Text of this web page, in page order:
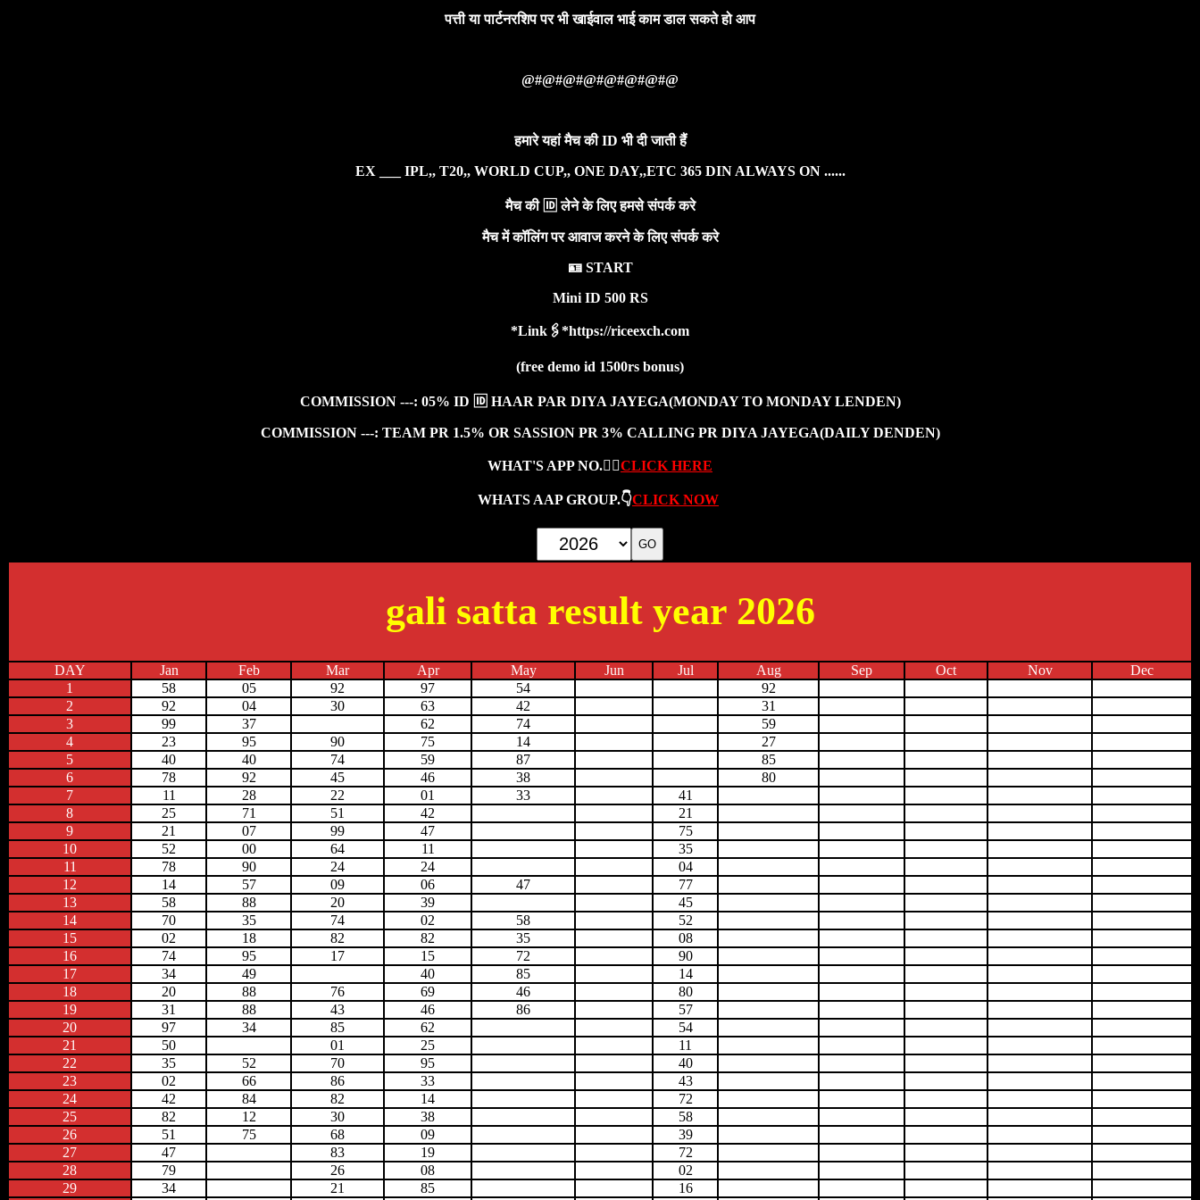
पत्ती या पार्टनरशिप पर भी खाईवाल भाई काम डाल सकते हो आप
@#@#@#@#@#@#@#@
हमारे यहां मैच की ID भी दी जाती हैं
EX ___ IPL,, T20,, WORLD CUP,, ONE DAY,,ETC 365 DIN ALWAYS ON ......
मैच की 🆔 लेने के लिए हमसे संपर्क करे
मैच में कॉलिंग पर आवाज करने के लिए संपर्क करे
🪪 START
Mini ID 500 RS
*Link🖇️*https://riceexch.com
(free demo id 1500rs bonus)
COMMISSION ---: 05% ID 🆔 HAAR PAR DIYA JAYEGA(MONDAY TO MONDAY LENDEN)
COMMISSION ---: TEAM PR 1.5% OR SASSION PR 3% CALLING PR DIYA JAYEGA(DAILY DENDEN)
WHAT'S APP NO.👇🏻CLICK HERE
WHATS AAP GROUP.👇CLICK NOW
gali satta result year 2026
DAY Jan Feb Mar Apr May Jun Jul Aug Sep Oct Nov
Dec
1
58 05 92 97 54
92
2
92 04 30 63 42
31
3
99 37 62 74
59
4
23 95 90 75 14
27
5
40 40 74 59 87
85
6
78 92 45 46 38
80
7
11 28 22 01 33
41
8
25 71 51 42
21
9
21 07 99 47
75
10
52 00 64 11
35
11
78 90 24 24
04
12
14 57 09 06 47
77
13
58 88 20 39
45
14
70 35 74 02 58
52
15
02 18 82 82 35
08
16
74 95 17 15 72
90
17
34 49 40 85
14
18
20 88 76 69 46
80
19
31 88 43 46 86
57
20
97 34 85 62
54
21
50 01 25
11
22
35 52 70 95
40
23
02 66 86 33
43
24
42 84 82 14
72
25
82 12 30 38
58
26
51 75 68 09
39
27
47 83 19
72
28
79 26 08
02
29
34 21 85
16